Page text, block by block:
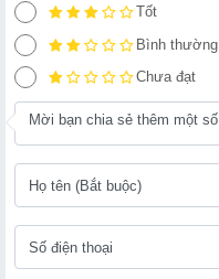
Tốt
Bình thường
Chưa đạt